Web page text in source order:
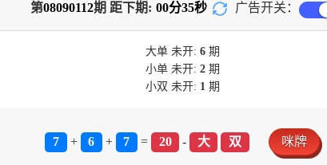
第08090112期 距下期: 00分35秒 广告开关：
大单 未开: 6期
小单 未开: 2期
小双 未开: 1期
7 + 6 + 7 = 20 - 大 双 咪牌